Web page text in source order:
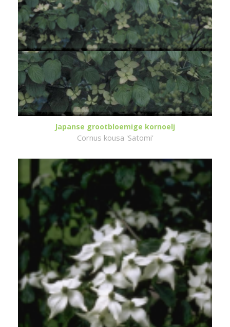
Japanse grootbloemige kornoelj
Cornus kousa 'Satomi'